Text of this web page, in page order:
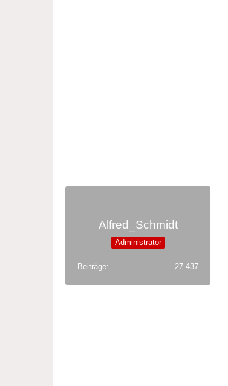
Alfred_Schmidt
Administrator
Beiträge 27.437